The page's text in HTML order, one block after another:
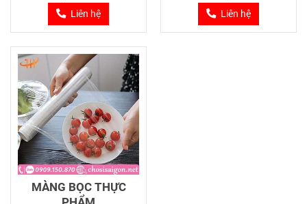
Liên hệ Liên hệ
MÀNG BỌC THỰC